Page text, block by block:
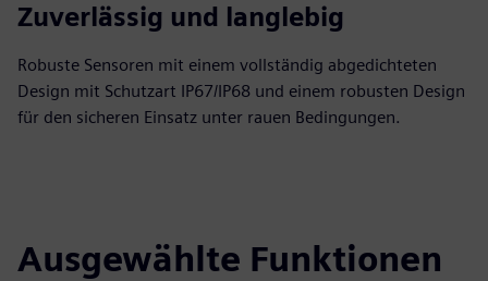
Zuverlässig und langlebig
Robuste Sensoren mit einem vollständig abgedichteten
Design mit Schutzart IP67/IP68 und einem robusten Design
für den sicheren Einsatz unter rauen Bedingungen.
Ausgewählte Funktionen